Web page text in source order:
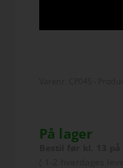
På lager